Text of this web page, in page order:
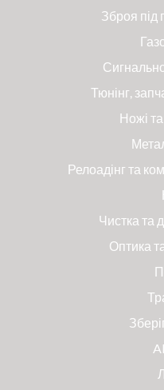
Зброя під
Тюнінг,
Ножі
Релоадінг та
Чистка та
Оптика